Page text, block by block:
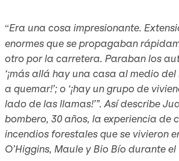
“Era una cosa impresionante.
enormes que se propagaban
otro por la carretera. Paraban los
‘¡más allá hay una casa al medio
a quemar!’; o ‘¡hay un grupo de
lado de las llamas!’”. Así describe
bombero, 30 años, la experiencia de
incendios forestales que se vivieron
O’Higgins, Maule y Bio Bío durante el